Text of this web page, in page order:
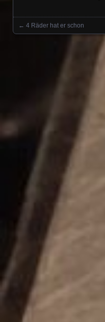
Posts
← 4 Räder hat er schon